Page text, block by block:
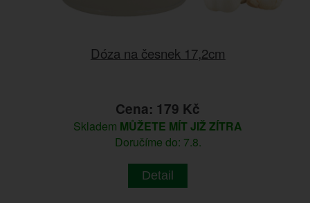
Dóza na česnek 17,2cm
Cena: 179 Kč
Skladem MŮŽETE MÍT JIŽ ZÍTRA
Doručíme do: 7.8.
Detail